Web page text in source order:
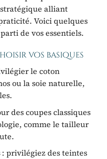
alliant
Voici quelques
de vos essentiels.
vos basiques
le coton
ou la soie naturelle,
des coupes classiques
comme le tailleur
: privilégiez des teintes